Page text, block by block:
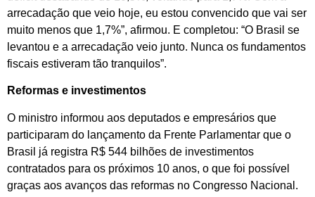
arrecadação que veio hoje, eu estou convencido que vai ser
muito menos que 1,7%”, afirmou. E completou: “O Brasil se
levantou e a arrecadação veio junto. Nunca os fundamentos
fiscais estiveram tão tranquilos”.
Reformas e investimentos
O ministro informou aos deputados e empresários que
participaram do lançamento da Frente Parlamentar que o
Brasil já registra R$ 544 bilhões de investimentos
contratados para os próximos 10 anos, o que foi possível
graças aos avanços das reformas no Congresso Nacional.